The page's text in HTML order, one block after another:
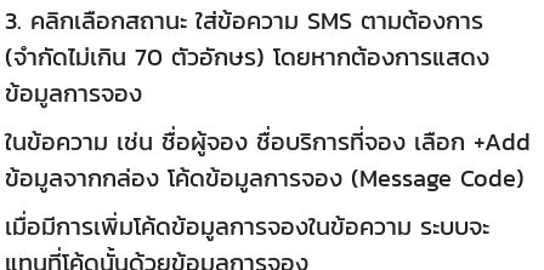
3. คลิกเลือกสถานะ ใส่ข้อความ SMS ตามต้องการ
(จำกัดไม่เกิน 70 ตัวอักษร) โดยหากต้องการแสดง
ข้อมูลการจอง
ในข้อความ เช่น ชื่อผู้จอง ชื่อบริการที่จอง เลือก +Add
ข้อมูลจากกล่อง โค้ดข้อมูลการจอง (Message Code)
เมื่อมีการเพิ่มโค้ดข้อมูลการจองในข้อความ ระบบจะ
แทนที่โค้ดนั้นด้วยข้อมูลการจอง